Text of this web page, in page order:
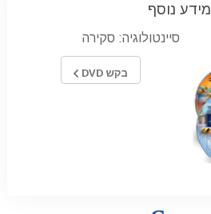
מידע נוסף
סיינטולוגיה: סקירה
בקש DVD